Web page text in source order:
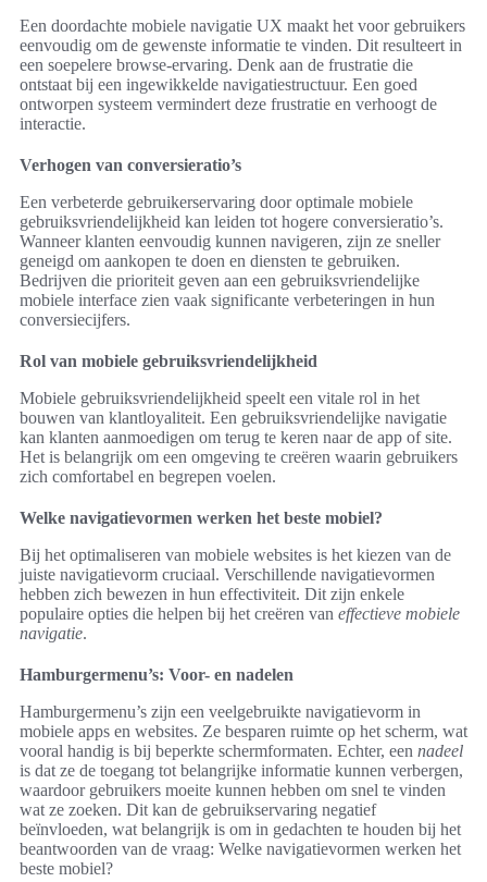
Een doordachte mobiele navigatie UX maakt het voor gebruikers
eenvoudig om de gewenste informatie te vinden. Dit resulteert in
een soepelere browse-ervaring. Denk aan de frustratie die
ontstaat bij een ingewikkelde navigatiestructuur. Een goed
ontworpen systeem vermindert deze frustratie en verhoogt de
interactie.
Verhogen van conversieratio’s
Een verbeterde gebruikerservaring door optimale mobiele
gebruiksvriendelijkheid kan leiden tot hogere conversieratio’s.
Wanneer klanten eenvoudig kunnen navigeren, zijn ze sneller
geneigd om aankopen te doen en diensten te gebruiken.
Bedrijven die prioriteit geven aan een gebruiksvriendelijke
mobiele interface zien vaak significante verbeteringen in hun
conversiecijfers.
Rol van mobiele gebruiksvriendelijkheid
Mobiele gebruiksvriendelijkheid speelt een vitale rol in het
bouwen van klantloyaliteit. Een gebruiksvriendelijke navigatie
kan klanten aanmoedigen om terug te keren naar de app of site.
Het is belangrijk om een omgeving te creëren waarin gebruikers
zich comfortabel en begrepen voelen.
Welke navigatievormen werken het beste mobiel?
Bij het optimaliseren van mobiele websites is het kiezen van de
juiste navigatievorm cruciaal. Verschillende navigatievormen
hebben zich bewezen in hun effectiviteit. Dit zijn enkele
populaire opties die helpen bij het creëren van effectieve mobiele
navigatie.
Hamburgermenu’s: Voor- en nadelen
Hamburgermenu’s zijn een veelgebruikte navigatievorm in
mobiele apps en websites. Ze besparen ruimte op het scherm, wat
vooral handig is bij beperkte schermformaten. Echter, een nadeel
is dat ze de toegang tot belangrijke informatie kunnen verbergen,
waardoor gebruikers moeite kunnen hebben om snel te vinden
wat ze zoeken. Dit kan de gebruikservaring negatief
beïnvloeden, wat belangrijk is om in gedachten te houden bij het
beantwoorden van de vraag: Welke navigatievormen werken het
beste mobiel?